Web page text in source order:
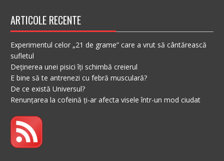
ARTICOLE RECENTE
Experimentul celor „21 de grame” care a vrut să cântărească
sufletul
Deținerea unei pisici îți schimbă creierul
E bine să te antrenezi cu febră musculară?
De ce există Universul?
Renunțarea la cofeină ți-ar afecta visele într-un mod ciudat